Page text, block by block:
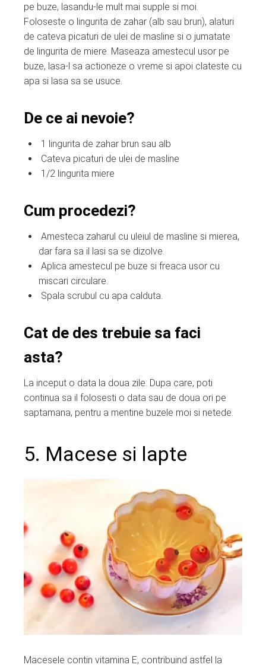
pe buze, lasandu-le mult mai supple si moi.
Foloseste o lingurita de zahar (alb sau brun), alaturi
de cateva picaturi de ulei de masline si o jumatate
de lingurita de miere. Maseaza amestecul usor pe
buze, lasa-l sa actioneze o vreme si apoi clateste cu
apa si lasa sa se usuce.
De ce ai nevoie?
1 lingurita de zahar brun sau alb
Cateva picaturi de ulei de masline
1/2 lingurita miere
Cum procedezi?
Amesteca zaharul cu uleiul de masline si mierea,
dar fara sa il lasi sa se dizolve.
Aplica amestecul pe buze si freaca usor cu
miscari circulare.
Spala scrubul cu apa calduta.
Cat de des trebuie sa faci
asta?
La inceput o data la doua zile. Dupa care, poti
continua sa il folosesti o data sau de doua ori pe
saptamana, pentru a mentine buzele moi si netede.
5. Macese si lapte
Macesele contin vitamina E, contribuind astfel la